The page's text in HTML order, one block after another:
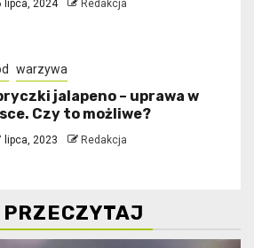
lipca, 2024 Redakcja
warzywa
jalapeno – uprawa w
Czy to możliwe?
lipca, 2023 Redakcja